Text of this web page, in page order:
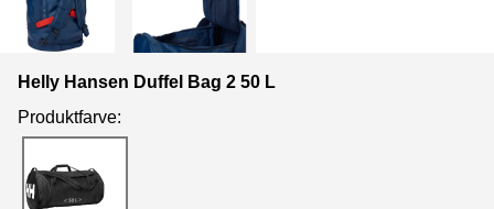
Helly Hansen Duffel Bag 2 50 L
Produktfarve: